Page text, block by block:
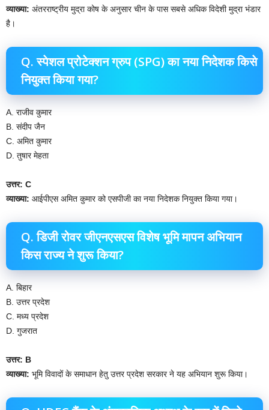
व्याख्या: अंतरराष्ट्रीय मुद्रा कोष के अनुसार चीन के पास सबसे अधिक विदेशी मुद्रा भंडार
है।
Q. स्पेशल प्रोटेक्शन ग्रुप (SPG) का नया निदेशक किसे
नियुक्त किया गया?
A. राजीव कुमार
B. संदीप जैन
C. अमित कुमार
D. तुषार मेहता
उत्तर: C
व्याख्या: आईपीएस अमित कुमार को एसपीजी का नया निदेशक नियुक्त किया गया।
Q. डिजी रोवर जीएनएसएस विशेष भूमि मापन अभियान
किस राज्य ने शुरू किया?
A. बिहार
B. उत्तर प्रदेश
C. मध्य प्रदेश
D. गुजरात
उत्तर: B
व्याख्या: भूमि विवादों के समाधान हेतु उत्तर प्रदेश सरकार ने यह अभियान शुरू किया।